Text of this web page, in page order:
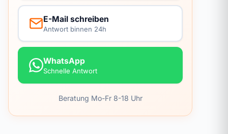
E-Mail schreiben
Antwort binnen 24h
WhatsApp
Schnelle Antwort
Beratung Mo-Fr 8-18 Uhr